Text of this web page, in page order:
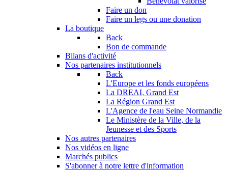
Faire un don
Faire un legs ou une donation
La boutique
Back
Bon de commande
Bilans d'activité
Nos partenaires institutionnels
Back
L'Europe et les fonds européens
La DREAL Grand Est
La Région Grand Est
L'Agence de l'eau Seine Normandie
Le Ministère de la Ville, de la
Jeunesse et des Sports
Nos autres partenaires
Nos vidéos en ligne
Marchés publics
S'abonner à notre lettre d'information